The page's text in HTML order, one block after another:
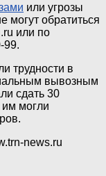
или угрозы
могут обратиться
или по
99.
трудности в
вывозным
сдать 30
им могли
news.ru